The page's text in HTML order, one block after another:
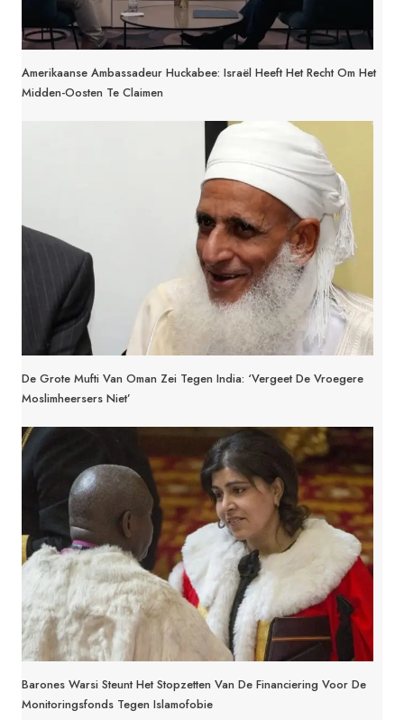
Amerikaanse Ambassadeur Huckabee: Israël Heeft Het Recht Om Het
Midden-Oosten Te Claimen
De Grote Mufti Van Oman Zei Tegen India: ‘Vergeet De Vroegere
Moslimheersers Niet’
Barones Warsi Steunt Het Stopzetten Van De Financiering Voor De
Monitoringsfonds Tegen Islamofobie